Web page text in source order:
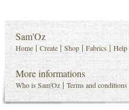
Sam'Oz
Home |Create |Shop |Fabrics |Help
More informations
Who is Sam'Oz |Terms and conditions